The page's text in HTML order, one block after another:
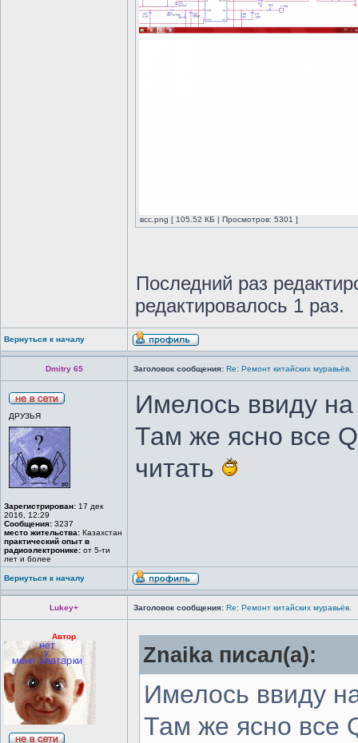
всс.png [ 105.52 КБ | Просмотров: 5301 ]
Последний раз
редактировалось 1 раз.
Вернуться к началу
Dmitry 65 Заголовок сообщения: Re: Ремонт китайских муравьёв.
ДРУЗЬЯ
Зарегистрирован: 17 дек
2016, 12:29
Сообщения: 3237
место жительства: Казахстан
практический опыт в
радиоэлектронике: от 5-ти
лет и более
Имелось ввиду
Там же ясно все
читать
Вернуться к началу
Lukey+ Заголовок сообщения: Re: Ремонт китайских муравьёв.
Автор
Znaika писал(а):
Имелось ввиду
Там же ясно все